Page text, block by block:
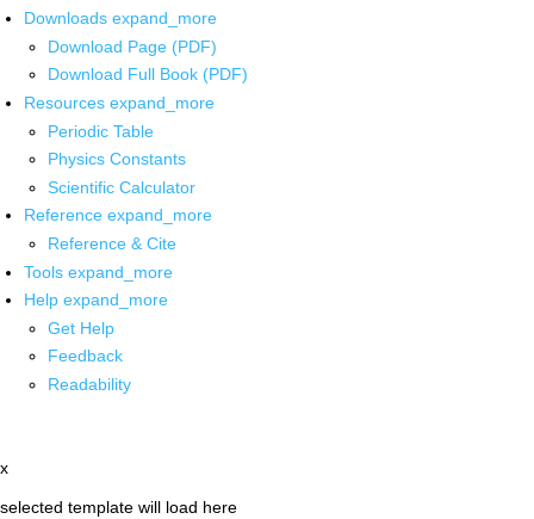
Downloads expand_more
Download Page (PDF)
Download Full Book (PDF)
Resources expand_more
Periodic Table
Physics Constants
Scientific Calculator
Reference expand_more
Reference & Cite
Tools expand_more
Help expand_more
Get Help
Feedback
Readability
x
selected template will load here